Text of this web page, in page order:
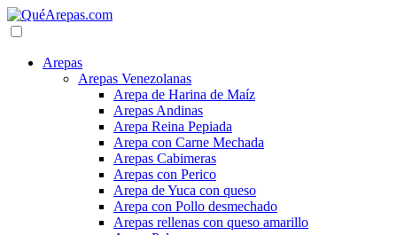
Arepas
Arepas Venezolanas
Arepa de Harina de Maíz
Arepas Andinas
Arepa Reina Pepiada
Arepa con Carne Mechada
Arepas Cabimeras
Arepas con Perico
Arepa de Yuca con queso
Arepa con Pollo desmechado
Arepas rellenas con queso amarillo